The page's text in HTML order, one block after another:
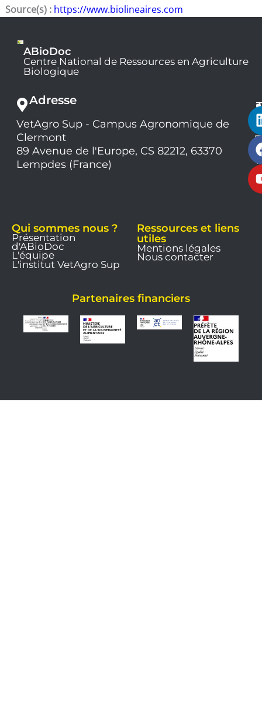
Source(s) : https://www.biolineaires.com
ABioDoc
Centre National de Ressources en Agriculture
Biologique
Adresse
VetAgro Sup - Campus Agronomique de
Clermont
89 Avenue de l'Europe, CS 82212, 63370
Lempdes (France)
Qui sommes nous ?
Présentation
d'ABioDoc
L'équipe
L'institut VetAgro Sup
Ressources et liens
utiles
Mentions légales
Nous contacter
Partenaires financiers